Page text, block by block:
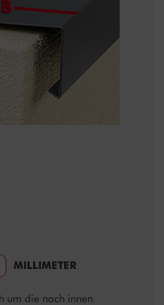
MILLIMETER
um die nach innen